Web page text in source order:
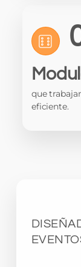
que
eficiente.